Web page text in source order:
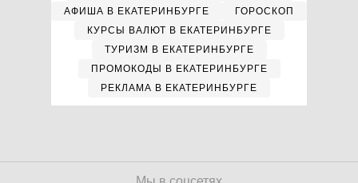
АФИША В ЕКАТЕРИНБУРГЕ
ГОРОСКОП
КУРСЫ ВАЛЮТ В ЕКАТЕРИНБУРГЕ
ТУРИЗМ В ЕКАТЕРИНБУРГЕ
ПРОМОКОДЫ В ЕКАТЕРИНБУРГЕ
РЕКЛАМА В ЕКАТЕРИНБУРГЕ